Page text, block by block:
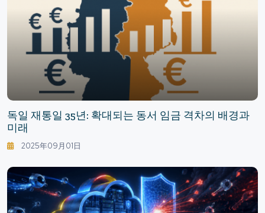
독일 재통일 35년: 확대되는 동서 임금 격차의 배경과
미래
2025年09月01日